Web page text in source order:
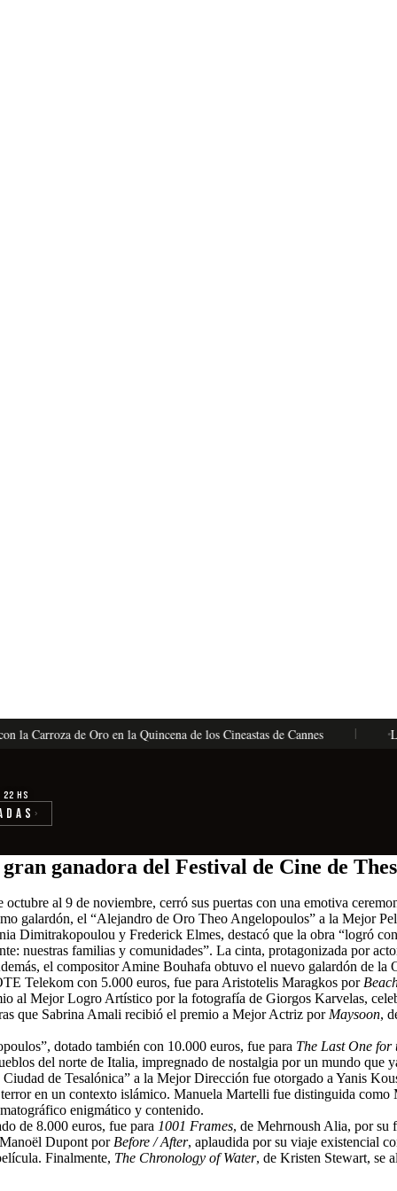
de Oro en la Quincena de los Cineastas de Cannes La
hs
›
ganadora del Festival de Cine de
al 9 de noviembre, cerró sus puertas con una emotiva
galardón, el “Alejandro de Oro Theo Angelopoulos” a la Mejor
Dimitrakopoulou y Frederick Elmes, destacó que la obra “logró
nuestras familias y comunidades”. La cinta, protagonizada por
el compositor Amine Bouhafa obtuvo el nuevo galardón de la
Telekom con 5.000 euros, fue para Aristotelis Maragkos por
al Mejor Logro Artístico por la fotografía de Giorgos Karvelas,
que Sabrina Amali recibió el premio a Mejor Actriz por Maysoon,
dotado también con 10.000 euros, fue para The Last One for
del norte de Italia, impregnado de nostalgia por un mundo
de Tesalónica” a la Mejor Dirección fue otorgado a Yanis
en un contexto islámico. Manuela Martelli fue distinguida
enigmático y contenido.
de 8.000 euros, fue para 1001 Frames, de Mehrnoush Alia, por su
Dupont por Before / After, aplaudida por su viaje existencial
Finalmente, The Chronology of Water, de Kristen Stewart, se